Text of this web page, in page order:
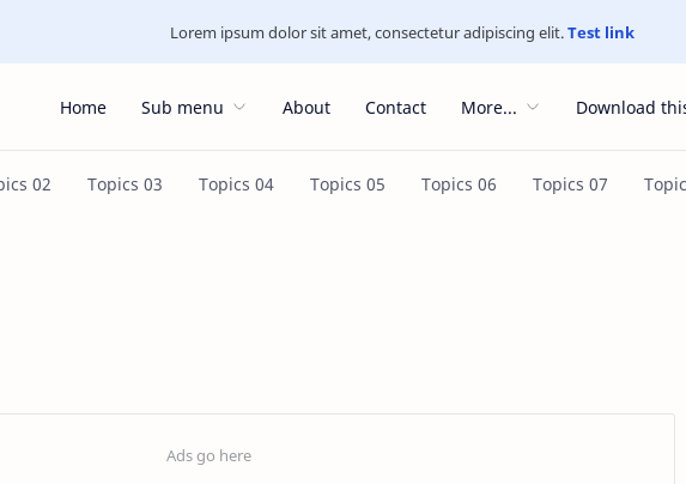
Lorem ipsum dolor sit amet, consectetur adipiscing elit.Test link
Home Sub menu About Contact More... Download